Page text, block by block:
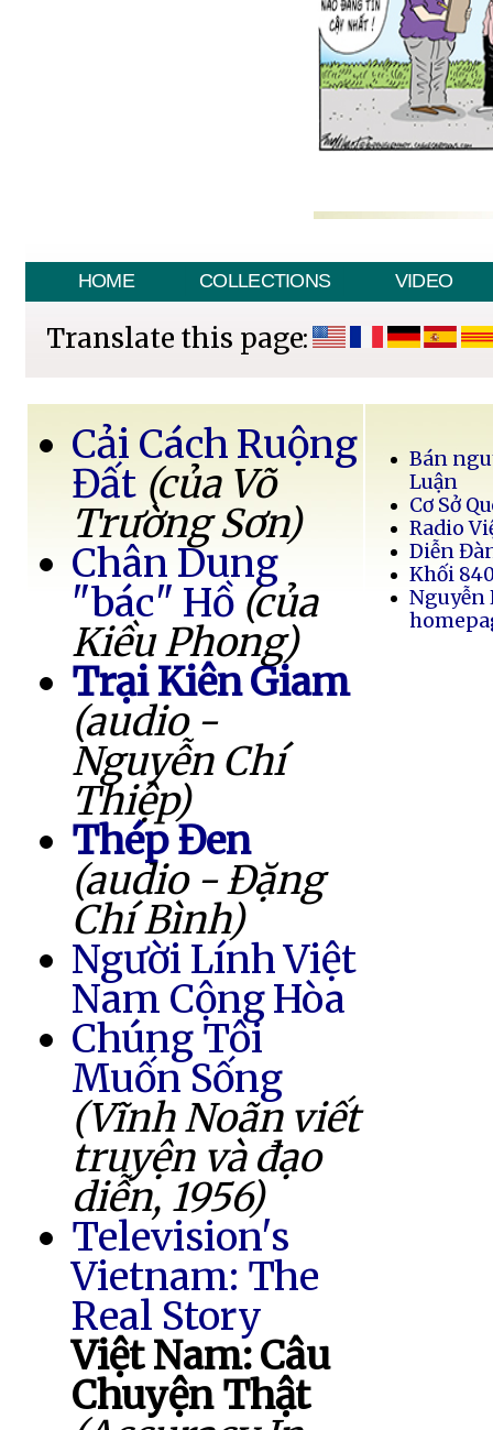
HOME COLLECTIONS VIDEO
Translate this page:
Cải Cách Ruộng
Đất (của Võ
Trường Sơn)
Chân Dung
"bác" Hồ (của
Kiều Phong)
Trại Kiên Giam
(audio -
Nguyễn Chí
Thiệp)
Thép Đen
(audio - Đặng
Chí Bình)
Người Lính Việt
Nam Cộng Hòa
Chúng Tôi
Muốn Sống
(Vĩnh Noãn viết
truyện và đạo
diễn, 1956)
Television's
Vietnam: The
Real Story
Việt Nam: Câu
Chuyện Thật
Bán
Luận
Cơ Sở
Radio
Diễn
Khối
Nguyễn